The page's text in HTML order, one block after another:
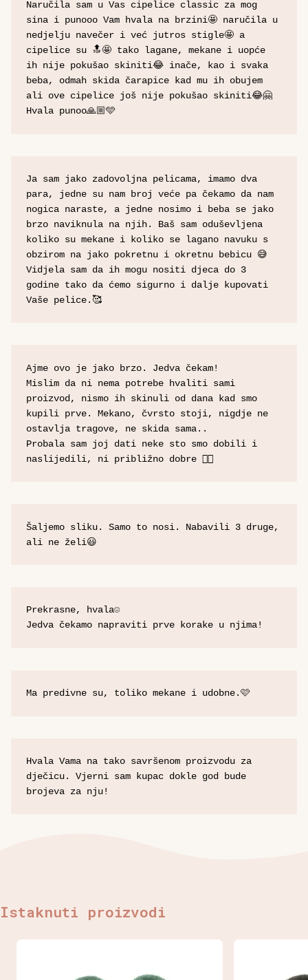
Naručila sam u Vas cipelice classic za mog
sina i punooo Vam hvala na brzini🤩 naručila u
nedjelju navečer i već jutros stigle🤩 a
cipelice su 🔝🤩 tako lagane, mekane i uopće
ih nije pokušao skiniti😂 inače, kao i svaka
beba, odmah skida čarapice kad mu ih obujem
ali ove cipelice još nije pokušao skiniti😂🤗
Hvala punoo🙏🏼🩵
Ja sam jako zadovoljna pelicama, imamo dva
para, jedne su nam broj veće pa čekamo da nam
nogica naraste, a jedne nosimo i beba se jako
brzo naviknula na njih. Baš sam oduševljena
koliko su mekane i koliko se lagano navuku s
obzirom na jako pokretnu i okretnu bebicu 😅
Vidjela sam da ih mogu nositi djeca do 3
godine tako da ćemo sigurno i dalje kupovati
Vaše pelice.🥰
Ajme ovo je jako brzo. Jedva čekam!
Mislim da ni nema potrebe hvaliti sami
proizvod, nismo ih skinuli od dana kad smo
kupili prve. Mekano, čvrsto stoji, nigdje ne
ostavlja tragove, ne skida sama..
Probala sam joj dati neke sto smo dobili i
naslijedili, ni približno dobre 👌🏻
Šaljemo sliku. Samo to nosi. Nabavili 3 druge,
ali ne želi😃
Prekrasne, hvala☺️
Jedva čekamo napraviti prve korake u njima!
Ma predivne su, toliko mekane i udobne.🩷
Hvala Vama na tako savršenom proizvodu za
dječicu. Vjerni sam kupac dokle god bude
brojeva za nju!
Istaknuti proizvodi
Ovaj
Ovaj